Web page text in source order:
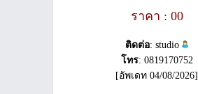
ราคา : 00
ติดต่อ: studio
โทร: 0819170752
[อัพเดท 04/08/2026]